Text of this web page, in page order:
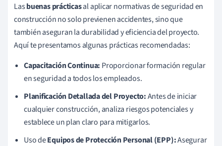
Lasbuenas prácticasal aplicar normativas de seguridad en
construcción no solo previenen accidentes, sino que
también aseguran la durabilidad y eficiencia del proyecto.
Aquí te presentamos algunas prácticas recomendadas:
Capacitación Continua: Proporcionar formación regular
en seguridad a todos los empleados.
Planificación Detallada del Proyecto:Antes de iniciar
cualquier construcción, analiza riesgos potenciales y
establece un plan claro para mitigarlos.
Uso deEquipos de Protección Personal (EPP):Asegurar